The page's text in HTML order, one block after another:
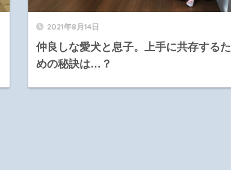
2021年8月14日
仲良しな愛犬と息子。上手に共存するた
めの秘訣は…？